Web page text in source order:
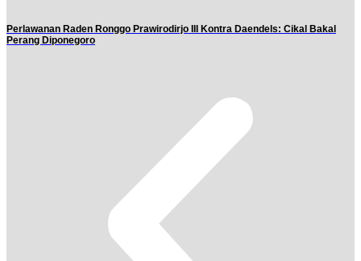
Perlawanan Raden Ronggo Prawirodirjo III Kontra Daendels: Cikal Bakal
Perang Diponegoro